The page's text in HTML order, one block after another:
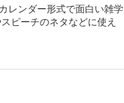
レンダー形式で面白い雑学
ピーチのネタなどに使え